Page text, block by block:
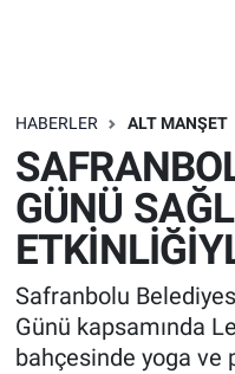
HABERLER ALT MANŞET
GÜNÜ
Safranbolu
Günü kapsamında
bahçesinde yoga